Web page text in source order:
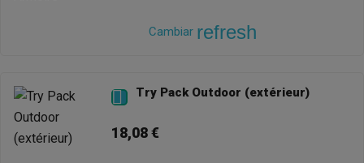
Cambiar refresh
 Try Pack Outdoor (extérieur)
18,08 €